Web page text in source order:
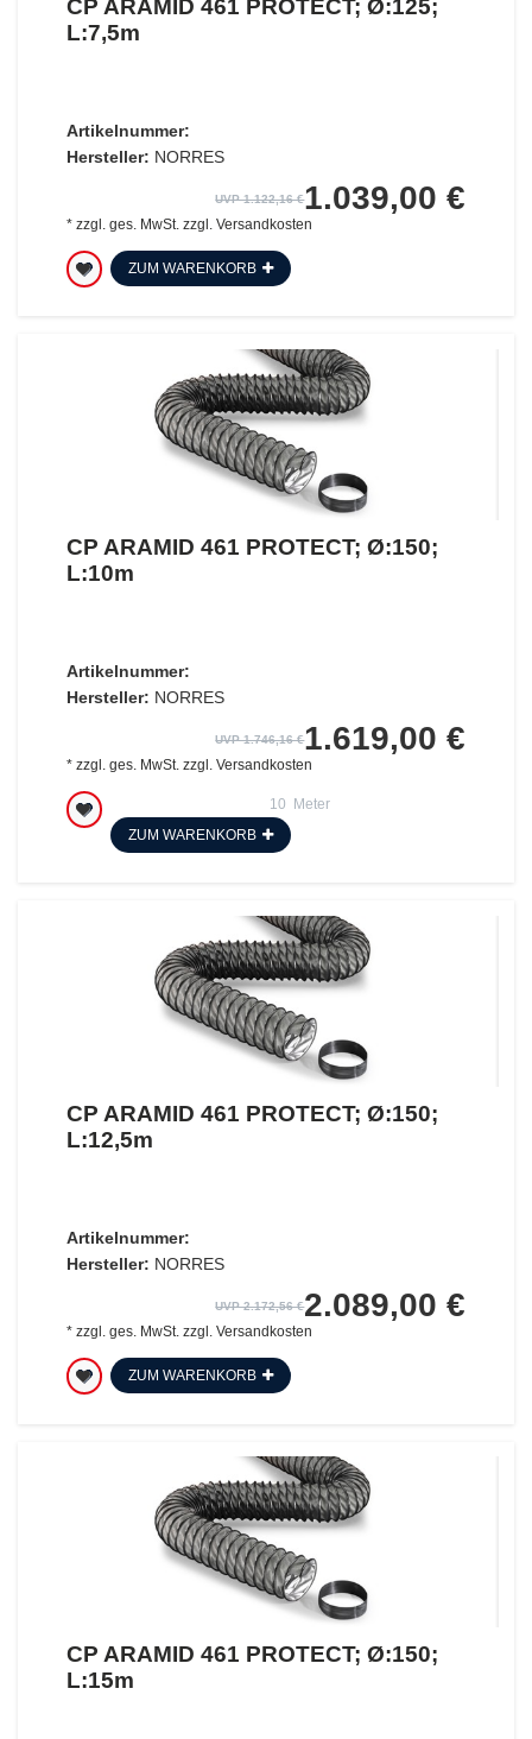
CP ARAMID 461 PROTECT; Ø:125;
L:7,5m
Artikelnummer:
Hersteller: NORRES
UVP 1.122,16 €1.039,00 €
* zzgl. ges. MwSt. zzgl. Versandkosten
ZUM WARENKORB
CP ARAMID 461 PROTECT; Ø:150;
L:10m
Artikelnummer:
Hersteller: NORRES
UVP 1.746,16 €1.619,00 €
* zzgl. ges. MwSt.zzgl. Versandkosten
10
Meter
ZUM WARENKORB
CP ARAMID 461 PROTECT; Ø:150;
L:12,5m
Artikelnummer:
Hersteller: NORRES
UVP 2.172,56 €2.089,00 €
* zzgl. ges. MwSt.zzgl. Versandkosten
ZUM WARENKORB
CP ARAMID 461 PROTECT; Ø:150;
L:15m